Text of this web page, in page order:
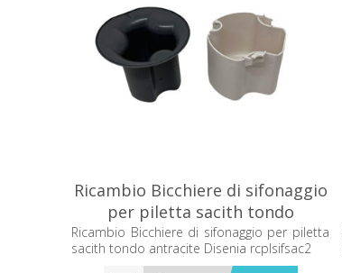
Ricambio Bicchiere di sifonaggio
per piletta sacith tondo
antracite Disenia rcplsifsac2
Ricambio Bicchiere di sifonaggio per piletta
sacith tondo antracite Disenia rcplsifsac2